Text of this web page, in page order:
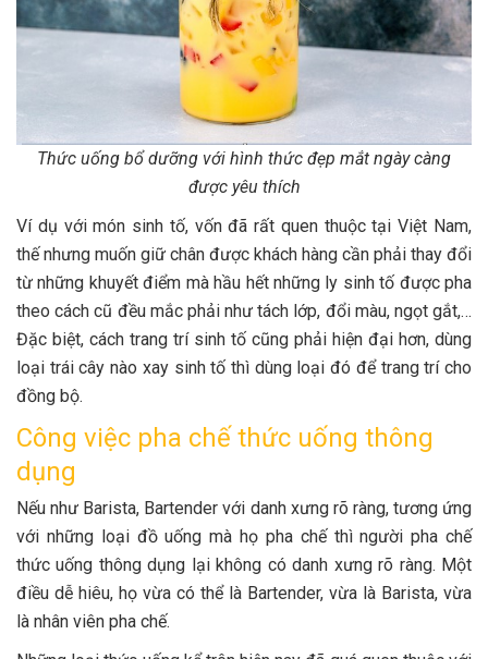
Thức uống bổ dưỡng với hình thức đẹp mắt ngày càng
được yêu thích
Ví dụ với món sinh tố, vốn đã rất quen thuộc tại Việt Nam,
thế nhưng muốn giữ chân được khách hàng cần phải thay đổi
từ những khuyết điểm mà hầu hết những ly sinh tố được pha
theo cách cũ đều mắc phải như tách lớp, đổi màu, ngọt gắt,…
Đặc biệt, cách trang trí sinh tố cũng phải hiện đại hơn, dùng
loại trái cây nào xay sinh tố thì dùng loại đó để trang trí cho
đồng bộ.
Công việc pha chế thức uống thông
dụng
Nếu như Barista, Bartender với danh xưng rõ ràng, tương ứng
với những loại đồ uống mà họ pha chế thì người pha chế
thức uống thông dụng lại không có danh xưng rõ ràng. Một
điều dễ hiêu, họ vừa có thể là Bartender, vừa là Barista, vừa
là nhân viên pha chế.